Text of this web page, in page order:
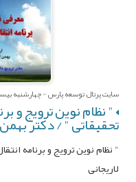
سایت پرتال توسعه پارس - چهارشنبه بیست
" نظام نوین ترویج و
تحقیقاتی " / دکتر
" نظام نوین ترویج و برنامه
لاریجانی